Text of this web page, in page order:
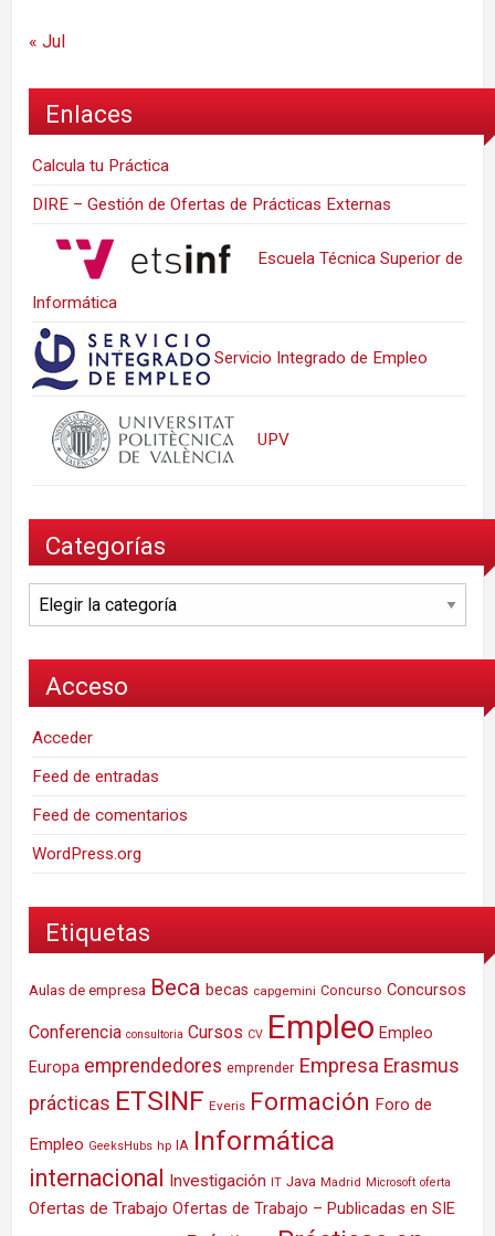
« Jul
Enlaces
Calcula tu Práctica
DIRE – Gestión de Ofertas de Prácticas Externas
Escuela Técnica Superior de
Informática
Servicio Integrado de Empleo
UPV
Categorías
Categorías
Acceso
Acceder
Feed de entradas
Feed de comentarios
WordPress.org
Etiquetas
Aulas de empresa Beca becas capgemini Concurso Concursos
Conferencia consultoria Cursos CV Empleo Empleo
Europa emprendedores emprender Empresa Erasmus
prácticas ETSINF Everis Formación Foro de
Empleo GeeksHubs hp IA Informática
internacional Investigación IT Java Madrid Microsoft oferta
Ofertas de Trabajo Ofertas de Trabajo – Publicadas en SIE